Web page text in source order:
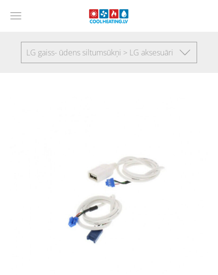
LG gaiss- ūdens siltumsūkņi > LG aksesuāri